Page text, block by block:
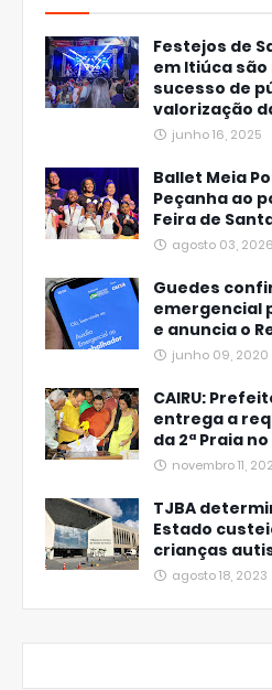
Festejos de
em Itiúca
sucesso de
valorização
junho 16, 2025
Ballet Meia
Peçanha ao
Feira de
agosto 03, 2026
Guedes
emergencial
e anuncia o
junho 09, 2020
CAIRU:
entrega a
da 2ª Praia
novembro 11,
TJBA
Estado
crianças
agosto 18, 2023